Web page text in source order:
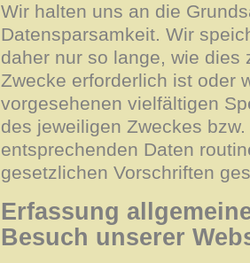
Wir halten uns an die
Datensparsamkeit. Wir
daher nur so lange, wie dies
Zwecke erforderlich ist oder
vorgesehenen vielfältigen
des jeweiligen Zweckes
entsprechenden Daten
gesetzlichen Vorschriften
Erfassung
Besuch unserer